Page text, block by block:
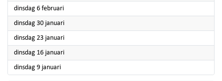
dinsdag 6 februari2024
dinsdag 30 januari2024
dinsdag 23 januari2024
dinsdag 16 januari2024
dinsdag 9 januari2024